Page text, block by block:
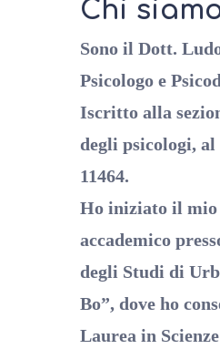
Chi
Sono il Dott.
Psicologo e
Iscritto alla
degli psicologi,
11464.
Ho iniziato il mio
accademico
degli Studi di
Bo”, dove ho
Laurea in